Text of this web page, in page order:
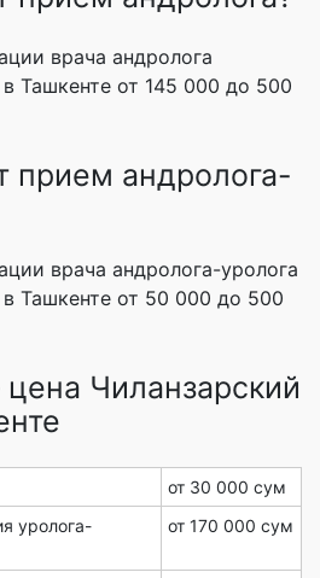
врача андролога
Ташкенте от 145 000 до 500
прием андролога-
врача андролога-уролога
Ташкенте от 50 000 до 500
Чиланзарский
от 30 000 сум
уролога-
от 170 000 сум